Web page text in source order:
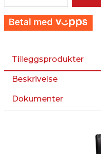
Tilleggsprodukter
Beskrivelse
Dokumenter